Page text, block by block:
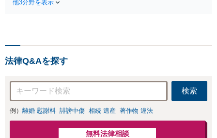
様の話を丁寧にう
を正確に読み取り
ます。【東京都在
住以外の方も対
応】
他3分野を表示
法律Q&Aを探す
検索
例） 離婚 慰謝料 誹謗中傷 相続 遺産 著作物 違法
無料法律相談